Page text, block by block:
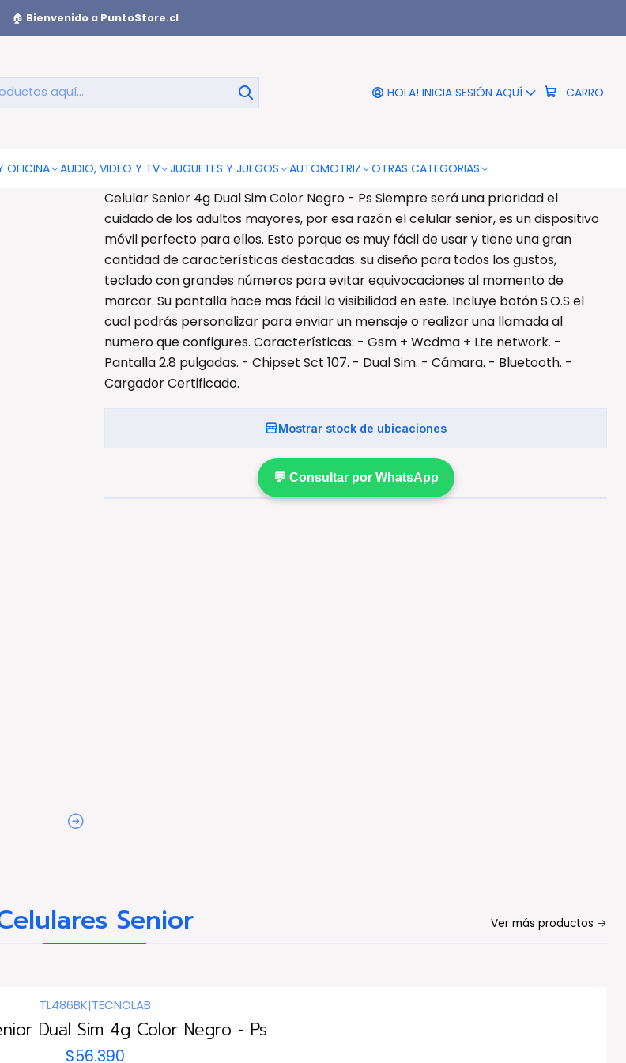
HOLA! INICIA SESIÓN AQUÍ CARRO
OFICINA AUDIO, VIDEO Y TV JUGUETES Y JUEGOS AUTOMOTRIZ OTRAS CATEGORIAS
🏠 Bienvenido a PuntoStore.cl
Color Negro - Ps
Celular Senior 4g Dual Sim Color Negro
- Ps
DESCRIPCIÓN
Celular Senior 4g Dual Sim Color Negro - Ps Siempre será una prioridad el
cuidado de los adultos mayores, por esa razón el celular senior, es un dispositivo
móvil perfecto para ellos. Esto porque es muy fácil de usar y tiene una gran
cantidad de características destacadas. su diseño para todos los gustos,
teclado con grandes números para evitar equivocaciones al momento de
marcar. Su pantalla hace mas fácil la visibilidad en este. Incluye botón S.O.S el
cual podrás personalizar para enviar un mensaje o realizar una llamada al
numero que configures. Características: - Gsm + Wcdma + Lte network. -
Pantalla 2.8 pulgadas. - Chipset Sct 107. - Dual Sim. - Cámara. - Bluetooth. -
Cargador Certificado.
Mostrar stock de ubicaciones
💬 Consultar por WhatsApp
Senior Ver más productos
TL486BK|TECNOLAB
Dual Sim 4g Color Negro - Ps
$56.390